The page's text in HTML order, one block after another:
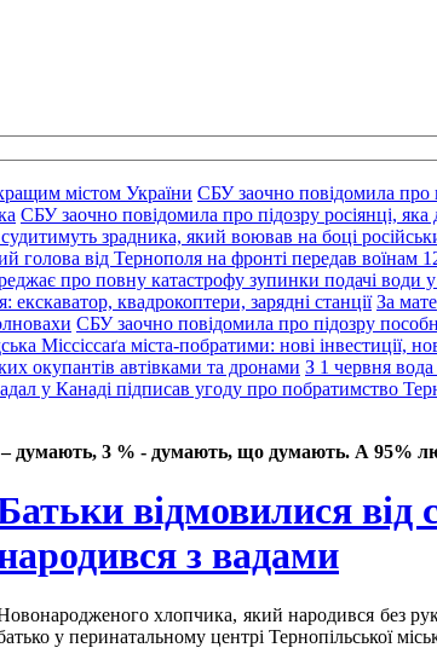
містом України СБУ заочно повідомила про
СБУ заочно повідомила про підозру росіянці,
зрадника, який воював на боці
голова від Тернополя на фронті передав воїнам
про повну катастрофу зупинки подачі води
квадрокоптери, зарядні станції За
СБУ заочно повідомила про підозру
Міссіссаґа міста-побратими: нові інвестиції,
окупантів автівками та дронами З 1 червня
у Канаді підписав угоду про побратимство
думають, 3 % - думають, що думають. А 95%
відмовилися від
з вадами
хлопчика, який народився без
у перинатальному центрі Тернопільської